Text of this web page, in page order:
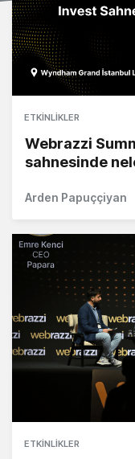
ETKINLIKLER
Webrazzi
sahnesinde
Arden Papuççiyan
ETKINLIKLER